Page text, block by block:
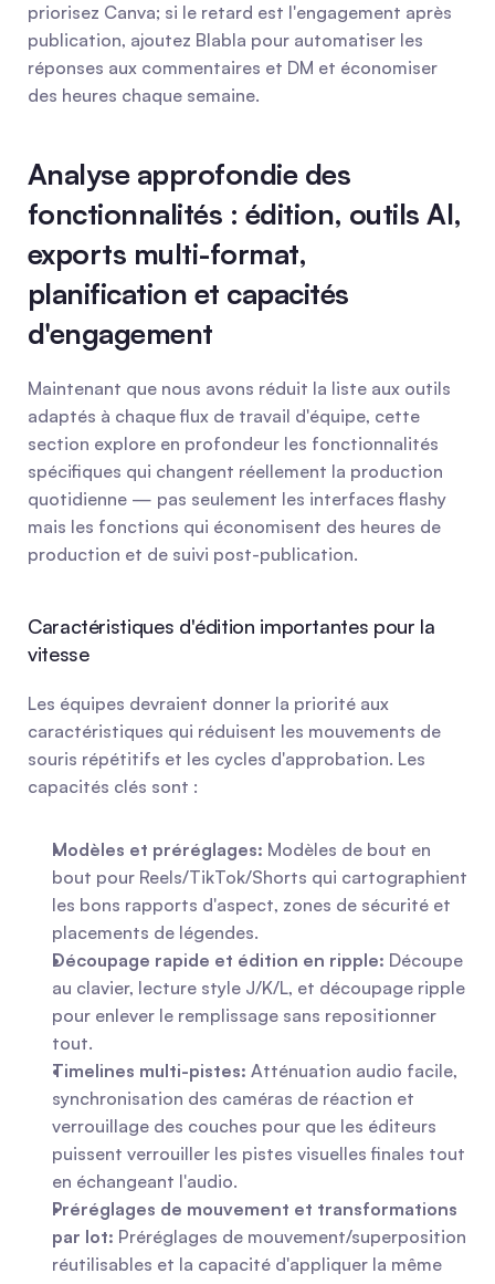
priorisez Canva; si le retard est l'engagement après
publication, ajoutez Blabla pour automatiser les
réponses aux commentaires et DM et économiser
des heures chaque semaine.
Analyse approfondie des
fonctionnalités : édition, outils AI,
exports multi-format,
planification et capacités
d'engagement
Maintenant que nous avons réduit la liste aux outils
adaptés à chaque flux de travail d'équipe, cette
section explore en profondeur les fonctionnalités
spécifiques qui changent réellement la production
quotidienne — pas seulement les interfaces flashy
mais les fonctions qui économisent des heures de
production et de suivi post-publication.
Caractéristiques d'édition importantes pour la
vitesse
Les équipes devraient donner la priorité aux
caractéristiques qui réduisent les mouvements de
souris répétitifs et les cycles d'approbation. Les
capacités clés sont :
Modèles et préréglages: Modèles de bout en
bout pour Reels/TikTok/Shorts qui cartographient
les bons rapports d'aspect, zones de sécurité et
placements de légendes.
Découpage rapide et édition en ripple: Découpe
au clavier, lecture style J/K/L, et découpage ripple
pour enlever le remplissage sans repositionner
tout.
Timelines multi-pistes: Atténuation audio facile,
synchronisation des caméras de réaction et
verrouillage des couches pour que les éditeurs
puissent verrouiller les pistes visuelles finales tout
en échangeant l'audio.
Préréglages de mouvement et transformations
par lot: Préréglages de mouvement/superposition
réutilisables et la capacité d'appliquer la même